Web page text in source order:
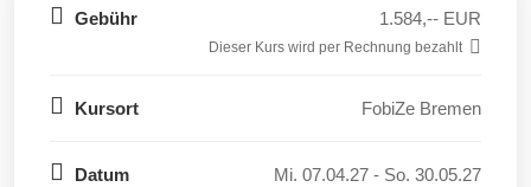
Gebühr 1.584,-- EUR
Dieser Kurs wird per Rechnung bezahlt
Kursort FobiZe Bremen
Datum Mi. 07.04.27 - So. 30.05.27